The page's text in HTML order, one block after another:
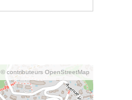
© contributeurs OpenStreetMap